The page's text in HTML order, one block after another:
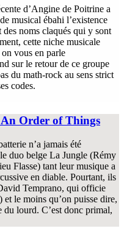
d’Angine de Poitrine a
musical ébahi l’existence
noms claqués qui y sont
cette niche musicale
vous en parle
sur le retour de ce groupe
du math-rock au sens strict
codes.
Order of Things
n’a jamais été
duo belge La Jungle (Rémy
Flasse) tant leur musique a
en diable. Pourtant, ils
Temprano, qui officie
et le moins qu’on puisse dire,
du lourd. C’est donc primal,